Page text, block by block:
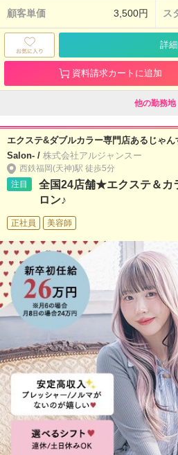
顧客単価 3,500円 ス
詳
資料請求カートに追加
他の勤務地
エクステ&ダブルカラー専門店あるじゃ
Salon- / 株式会社アルジャンスー
西鉄福岡(天神)駅 徒歩5分
注目
全国24店舗★エクステ＆カ
ロン♪
正社員 美容師